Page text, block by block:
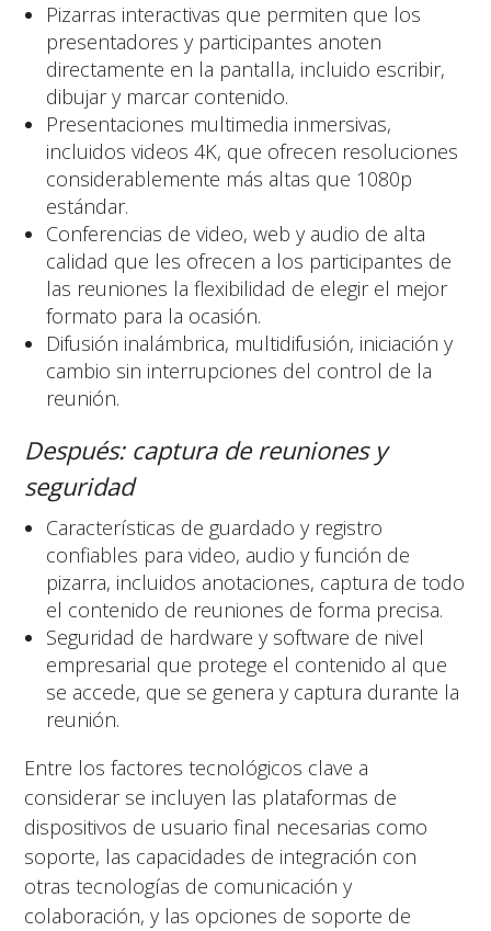
Pizarras interactivas que permiten que los
presentadores y participantes anoten
directamente en la pantalla, incluido escribir,
dibujar y marcar contenido.
Presentaciones multimedia inmersivas,
incluidos videos 4K, que ofrecen resoluciones
considerablemente más altas que 1080p
estándar.
Conferencias de video, web y audio de alta
calidad que les ofrecen a los participantes de
las reuniones la flexibilidad de elegir el mejor
formato para la ocasión.
Difusión inalámbrica, multidifusión, iniciación y
cambio sin interrupciones del control de la
reunión.
Después: captura de reuniones y
seguridad
Características de guardado y registro
confiables para video, audio y función de
pizarra, incluidos anotaciones, captura de todo
el contenido de reuniones de forma precisa.
Seguridad de hardware y software de nivel
empresarial que protege el contenido al que
se accede, que se genera y captura durante la
reunión.
Entre los factores tecnológicos clave a
considerar se incluyen las plataformas de
dispositivos de usuario final necesarias como
soporte, las capacidades de integración con
otras tecnologías de comunicación y
colaboración, y las opciones de soporte de